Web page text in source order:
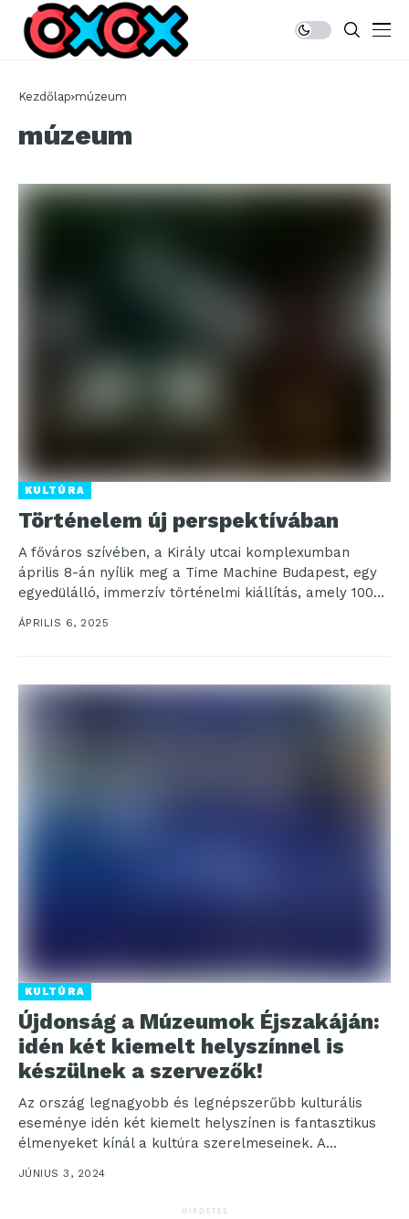
Kezdőlap múzeum
múzeum
KULTÚRA
Történelem új perspektívában
A főváros szívében, a Király utcai komplexumban
április 8-án nyílik meg a Time Machine Budapest, egy
egyedülálló, immerzív történelmi kiállítás, amely 1000
négyzetméteren,...
ÁPRILIS 6, 2025
KULTÚRA
Újdonság a Múzeumok Éjszakáján:
idén két kiemelt helyszínnel is
készülnek a szervezők!
Az ország legnagyobb és legnépszerűbb kulturális
eseménye idén két kiemelt helyszínen is fantasztikus
élmenyeket kínál a kultúra szerelmeseinek. A
rendezvény kiemelt helyszíne, Székesfehérvár...
JÚNIUS 3, 2024
HIRDETÉS